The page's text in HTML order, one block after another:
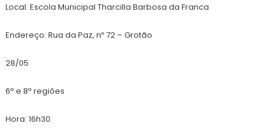
Local: Escola Municipal Tharcilla Barbosa da Franca
Endereço: Rua da Paz, nº 72 – Grotão
28/05
6ª e 8ª regiões
Hora: 16h30